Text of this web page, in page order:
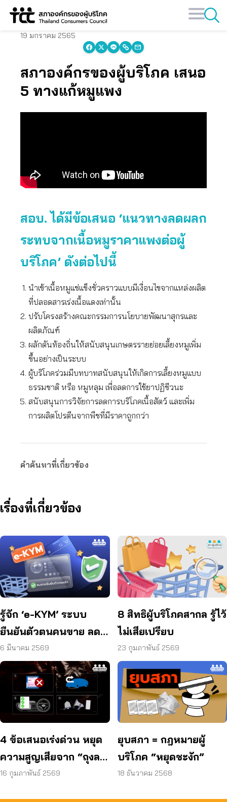
Skip
19 มกราคม 2565
สภาองค์กรของผู้บริโภค เสนอ
5 ทางแก้หมูแพง
สอบ. ได้มีข้อเสนอ ‘แนวทางลดผลก
ระทบจากเนื้อหมูราคาแพงต่อผู้
บริโภค’ ดังต่อไปนี้
นำเข้าเนื้อหมูแช่แข็งชั่วคราวแบบมีเงื่อนไขจากแหล่งผลิต
ที่ปลอดสารเร่งเนื้อแดงเท่านั้น
ปรับโครงสร้างคณะกรรมการนโยบายพัฒนาสุกรและ
ผลิตภัณฑ์
ผลักดันท้องถิ่นให้สนับสนุนเกษตรรายย่อยเลี้ยงหมูเพิ่ม
ขึ้นอย่างเป็นระบบ
ผู้บริโภคร่วมมีบทบาทสนับสนุนให้เกิดการเลี้ยงหมูแบบ
ธรรมชาติ หรือ หมูหลุม เพื่อลดการใช้ยาปฏิชีวนะ
สนับสนุนการวิจัยการลดการบริโภคเนื้อสัตว์ และเพิ่ม
การผลิตโปรตีนจากพืชที่มีราคาถูกกว่า
คำค้นหาที่เกี่ยวข้อง
เรื่องที่เกี่ยวข้อง
รู้จัก ‘e-KYM’ ระบบ
ยืนยันตัวตนคนขาย ลด
โกงออนไลน์
6 มีนาคม 2569
8 สิทธิผู้บริโภคสากล รู้ไว้
ไม่เสียเปรียบ
23 กุมภาพันธ์ 2569
4 ข้อเสนอเร่งด่วน หยุด
ความสูญเสียจาก “ถุงลม
ทาคาตะ”
16 กุมภาพันธ์ 2569
ยุบสภา = กฎหมายผู้
บริโภค “หยุดชะงัก”
18 ธันวาคม 2568